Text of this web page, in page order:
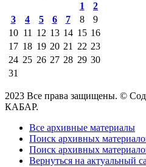
1
2
3
4 5 6 7 8
9
10 11 12 13 14 15 16
17 18 19 20 21 22 23
24 25 26 27 28 29 30
31
2023 Все права защищены. ©
КАБАР.
Все архивные материалы
Поиск архивных
Поиск архивных
Вернуться на актуальный